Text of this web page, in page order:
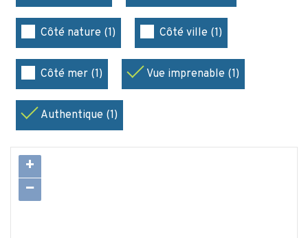
Côté nature (1) Côté ville (1)
Côté mer (1) Vue imprenable (1)
Authentique (1)
+
−